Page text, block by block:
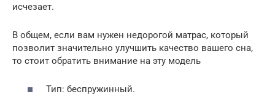
исчезает.
В общем, если вам нужен недорогой матрас, который
позволит значительно улучшить качество вашего сна,
то стоит обратить внимание на эту модель
Тип: беспружинный.